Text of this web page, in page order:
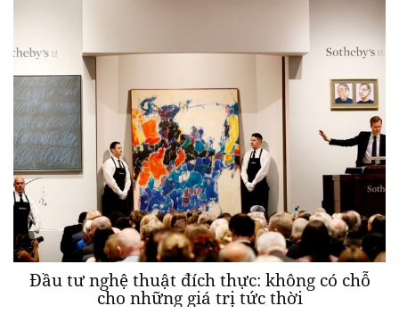
Đầu tư nghệ thuật đích thực: không có chỗ
cho những giá trị tức thời